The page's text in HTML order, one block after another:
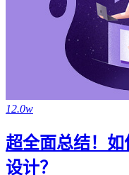
12.0w
超全面总结！
设计？